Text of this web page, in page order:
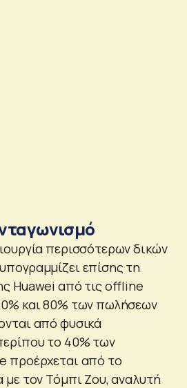
περισσότερων δικών
επίσης τη
Huawei από τις offline
και 80% των πωλήσεων
από φυσικά
το 40% των
προέρχεται από το
με τον Τόμπι Ζου, αναλυτή